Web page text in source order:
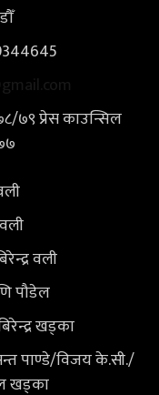
७९ प्रेस काउन्सिल
वली
पौडेल
खड्का
पाण्डे/विजय के.सी./
खड्का